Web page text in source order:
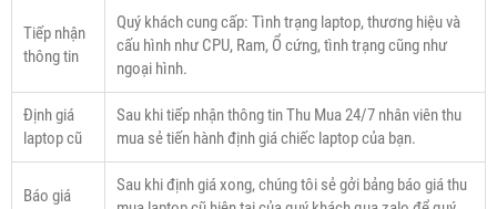
Tiếp nhận
thông tin
Quý khách cung cấp: Tình trạng laptop, thương hiệu và
cấu hình như CPU, Ram, Ổ cứng, tình trạng cũng như
ngoại hình.
Định giá
laptop cũ
Sau khi tiếp nhận thông tin Thu Mua 24/7 nhân viên thu
mua sẻ tiến hành định giá chiếc laptop của bạn.
Báo giá
Sau khi định giá xong, chúng tôi sẻ gởi bảng báo giá thu